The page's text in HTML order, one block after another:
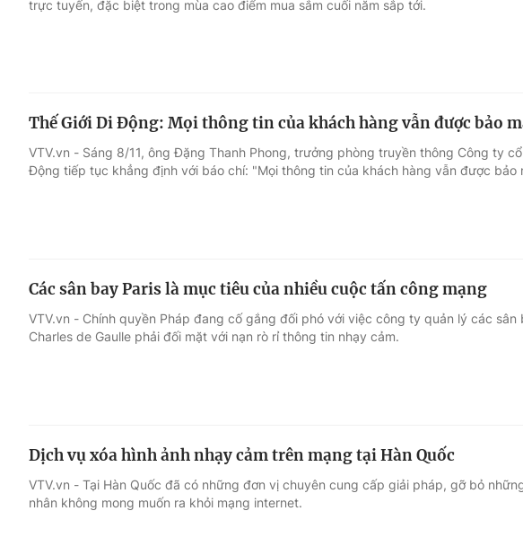
Sao
Chất lượng cuộc sống
trực tuyến, đặc biệt trong mùa cao điểm mua sắm cuối năm sắp tới.
Thế Giới Di Động: Mọi thông tin của khách hàng vẫn được bảo
VTV.vn - Sáng 8/11, ông Đặng Thanh Phong, trưởng phòng truyền thông Công ty
Động tiếp tục khẳng định với báo chí: "Mọi thông tin của khách hàng vẫn được bảo
Các sân bay Paris là mục tiêu của nhiều cuộc tấn công mạng
VTV.vn - Chính quyền Pháp đang cố gắng đối phó với việc công ty quản lý các sân
Charles de Gaulle phải đối mặt với nạn rò rỉ thông tin nhạy cảm.
Dịch vụ xóa hình ảnh nhạy cảm trên mạng tại Hàn Quốc
VTV.vn - Tại Hàn Quốc đã có những đơn vị chuyên cung cấp giải pháp, gỡ bỏ
nhân không mong muốn ra khỏi mạng internet.